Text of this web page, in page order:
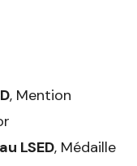
, Mention
LSED, Médaille